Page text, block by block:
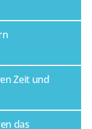
Zeit und
das